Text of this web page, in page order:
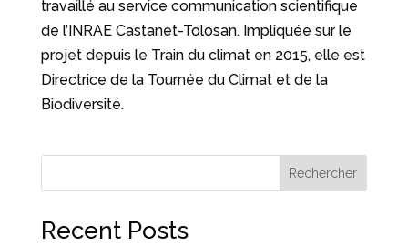
travaillé au service communication scientifique
de l’INRAE Castanet-Tolosan. Impliquée sur le
projet depuis le Train du climat en 2015, elle est
Directrice de la Tournée du Climat et de la
Biodiversité.
Rechercher
Recent Posts